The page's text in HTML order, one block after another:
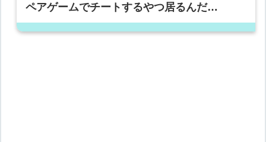
ペアゲームでチートするやつ居るんだ…